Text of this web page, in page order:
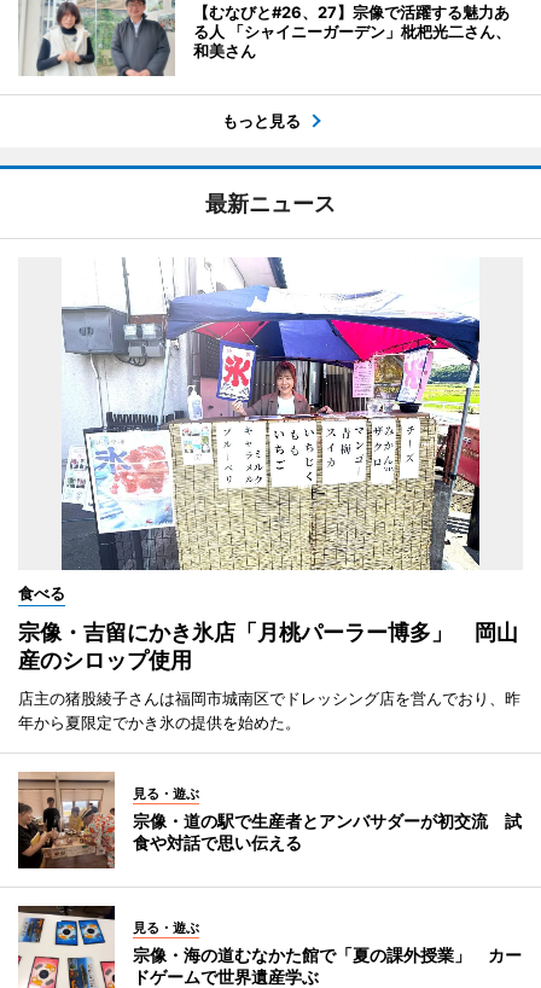
【むなびと#26、27】宗像で活躍する魅力あ
る人 「シャイニーガーデン」枇杷光二さん、
和美さん
もっと見る
最新ニュース
食べる
宗像・吉留にかき氷店「月桃パーラー博多」 岡山
産のシロップ使用
店主の猪股綾子さんは福岡市城南区でドレッシング店を営んでおり、昨
年から夏限定でかき氷の提供を始めた。
見る・遊ぶ
宗像・道の駅で生産者とアンバサダーが初交流 試
食や対話で思い伝える
見る・遊ぶ
宗像・海の道むなかた館で「夏の課外授業」 カー
ドゲームで世界遺産学ぶ